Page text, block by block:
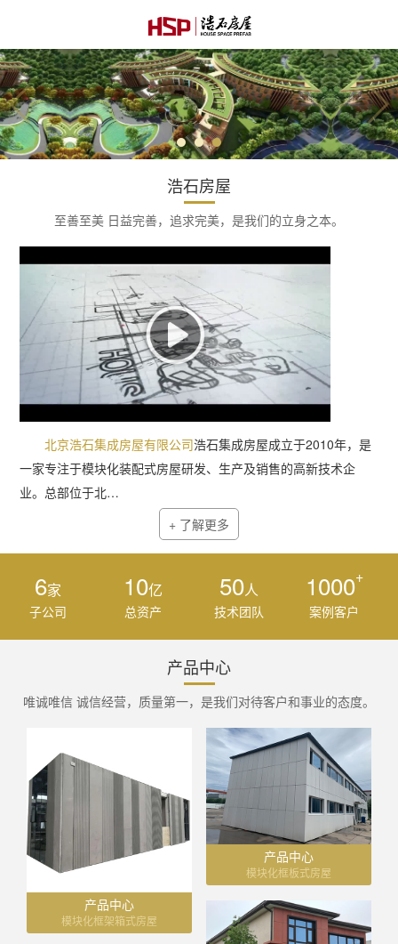
浩石房屋
至善至美 日益完善，追求完美，是我们的立身之本。
北京浩石集成房屋有限公司浩石集成房屋成立于2010年，是
一家专注于模块化装配式房屋研发、生产及销售的高新技术企
业。总部位于北…
+ 了解更多
6家
子公司
10亿
总资产
50人
技术团队
1000+
案例客户
产品中心
唯诚唯信 诚信经营，质量第一，是我们对待客户和事业的态度。
产品中心
模块化框架箱式房屋
产品中心
模块化框板式房屋